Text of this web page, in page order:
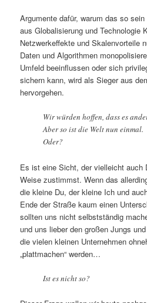
Argumente dafür, warum das so
aus Globalisierung und Technologie
Netzwerkeffekte und Skalenvorteile
Daten und Algorithmen
Umfeld beeinflussen oder sich
sichern kann, wird als Sieger aus
hervorgehen.
Wir würden hoffen, dass es
Aber so ist die Welt nun einmal.
Oder?
Es ist eine Sicht, der vielleicht auch
Weise zustimmst. Wenn das
die kleine Du, der kleine Ich und
Ende der Straße kaum einen
sollten uns nicht selbstständig
und uns lieber den großen Jungs
die vielen kleinen Unternehmen
„plattmachen“ werden…
Ist es nicht so?